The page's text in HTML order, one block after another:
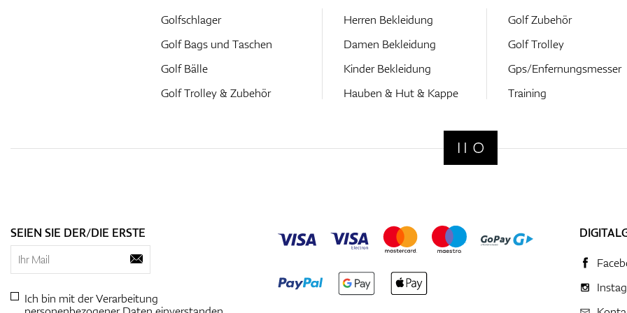
Golfschlager
Golf Bags und Taschen
Golf Bälle
Golf Trolley & Zubehör
Herren Bekleidung
Damen Bekleidung
Kinder Bekleidung
Hauben & Hut & Kappe
Golf Zubehör
Golf Trolley
Gps/Enfernungsmesser
Training
SEIEN SIE DER/DIE ERSTE
Ich bin mit der Verarbeitung